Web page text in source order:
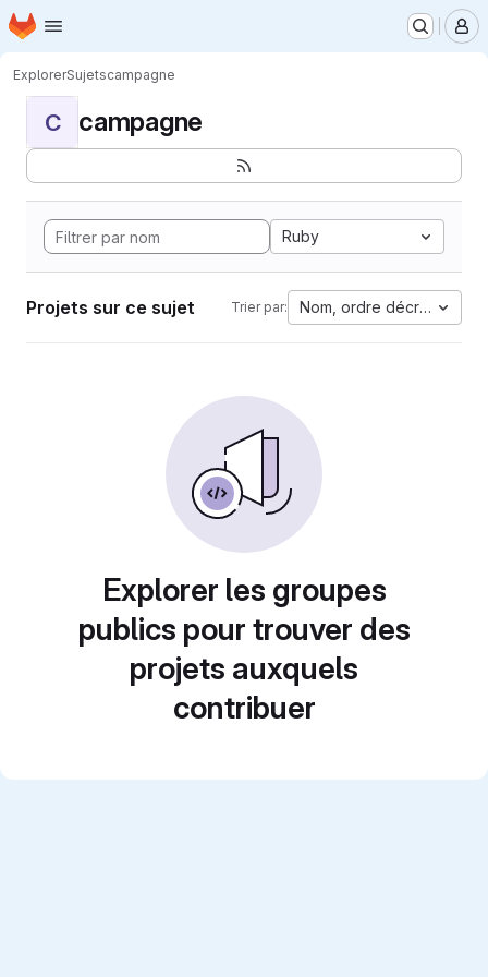
Passer au contenu principal
Page d'accueil
ExplorerSujetscampagne
C campagne
Ruby
Projets sur ce sujet Trier par: Nom, ordre décroissant
Explorer les groupes
publics pour trouver des
projets auxquels
contribuer